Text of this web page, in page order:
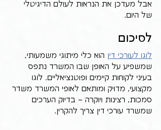
אבל מעדכן את הנראות לעולם הדיגיטלי
של היום.
לסיכום
לוגו לעורכי דין הוא כלי מיתוגי משמעותי,
שמשפיע על האופן שבו המשרד נתפס
בעיני לקוחות קיימים ופוטנציאליים. לוגו
מקצועי, מדויק ומותאם לאופי המשרד משדר
סמכות, רצינות ויוקרה – בדיוק הערכים
שמשרד עורכי דין צריך להקרין.